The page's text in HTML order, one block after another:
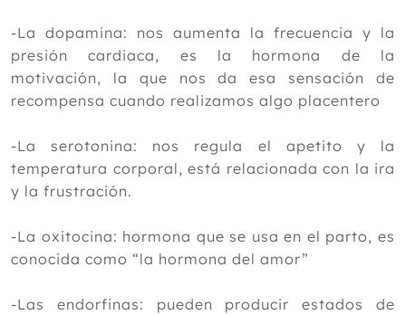
-La dopamina: nos aumenta la frecuencia y la
presión cardiaca, es la hormona de la
motivación, la que nos da esa sensación de
recompensa cuando realizamos algo placentero
-La serotonina: nos regula el apetito y la
temperatura corporal, está relacionada con la ira
y la frustración.
-La oxitocina: hormona que se usa en el parto, es
conocida como “la hormona del amor”
-Las endorfinas: pueden producir estados de